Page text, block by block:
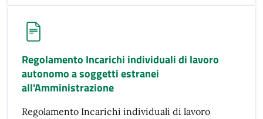
Regolamento Incarichi individuali di lavoro
autonomo a soggetti estranei
all'Amministrazione
Regolamento Incarichi individuali di lavoro